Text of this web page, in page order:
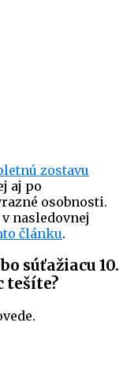
zostavu
aj po
osobnosti.
nasledovnej
článku.
súťažiacu 10.
tešíte?